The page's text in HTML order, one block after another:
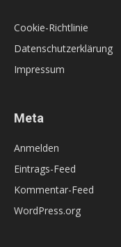
Cookie-Richtlinie
Datenschutzerklärung
Impressum
Meta
Anmelden
Eintrags-Feed
Kommentar-Feed
WordPress.org